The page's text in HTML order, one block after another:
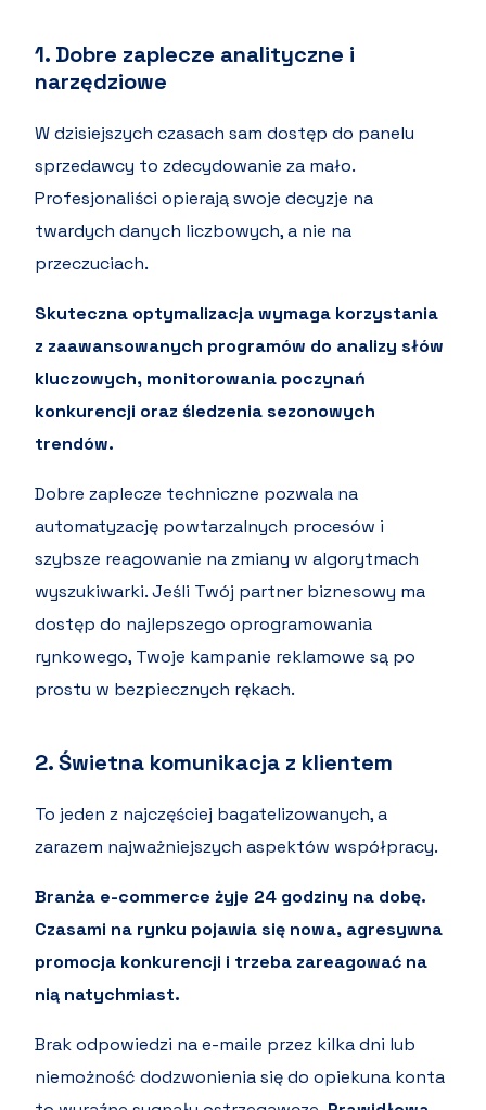
1. Dobre zaplecze analityczne i
narzędziowe
W dzisiejszych czasach sam dostęp do panelu
sprzedawcy to zdecydowanie za mało.
Profesjonaliści opierają swoje decyzje na
twardych danych liczbowych, a nie na
przeczuciach.
Skuteczna optymalizacja wymaga korzystania
z zaawansowanych programów do analizy słów
kluczowych, monitorowania poczynań
konkurencji oraz śledzenia sezonowych
trendów.
Dobre zaplecze techniczne pozwala na
automatyzację powtarzalnych procesów i
szybsze reagowanie na zmiany w algorytmach
wyszukiwarki. Jeśli Twój partner biznesowy ma
dostęp do najlepszego oprogramowania
rynkowego, Twoje kampanie reklamowe są po
prostu w bezpiecznych rękach.
2. Świetna komunikacja z klientem
To jeden z najczęściej bagatelizowanych, a
zarazem najważniejszych aspektów współpracy.
Branża e-commerce żyje 24 godziny na dobę.
Czasami na rynku pojawia się nowa, agresywna
promocja konkurencji i trzeba zareagować na
nią natychmiast.
Brak odpowiedzi na e-maile przez kilka dni lub
niemożność dodzwonienia się do opiekuna konta